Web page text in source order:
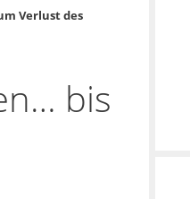
Verlust des
bis